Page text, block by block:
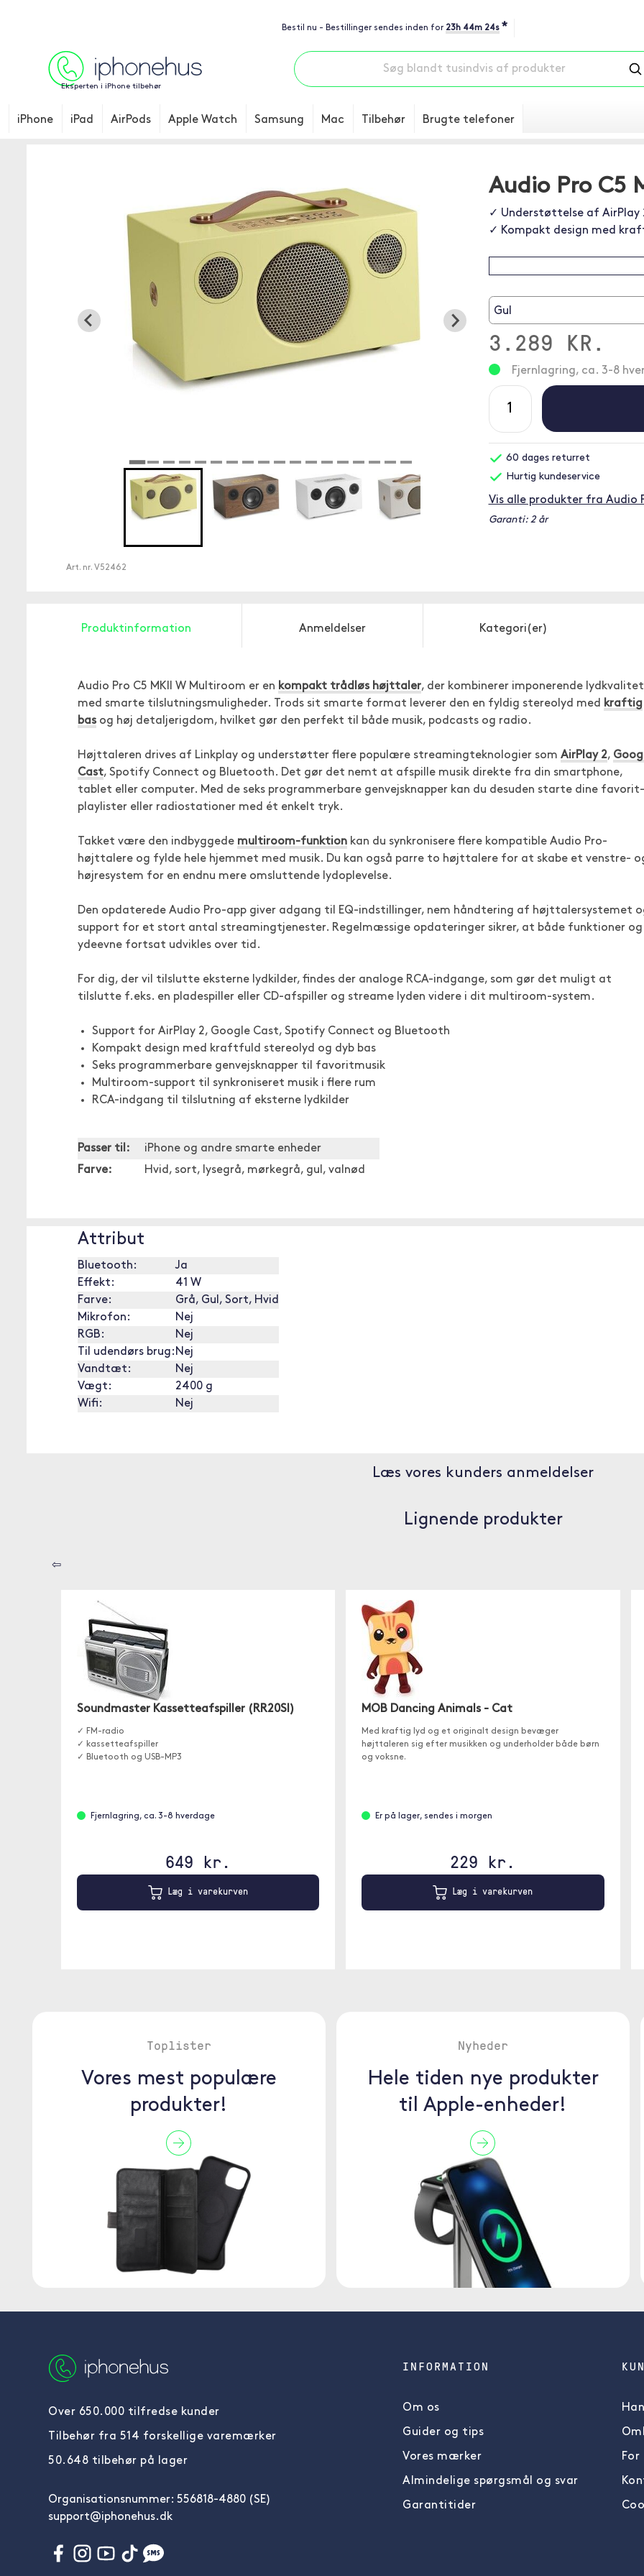
Bestil nu - Bestillinger sendes inden for 23h 44m 23s *
Eksperten i iPhone tilbehør
iPhone iPad AirPods Apple Watch Samsung Mac Tilbehør Brugte telefoner
Art. nr. V52462
Audio Pro C5
✓ Understøttelse af AirPlay
✓ Kompakt design med
Gul
3.289 KR.
Fjernlagring, ca. 3-8
60 dages returret
Hurtig kundeservice
Vis alle produkter fra Audio
Garanti: 2 år
Produktinformation Anmeldelser Kategori(er)
Audio Pro C5 MKII W Multiroom er en kompakt trådløs højttaler, der kombinerer imponerende lydkvalitet
med smarte tilslutningsmuligheder. Trods sit smarte format leverer den en fyldig stereolyd med
kraftig
bas og høj detaljerigdom, hvilket gør den perfekt til både musik, podcasts og radio.
Højttaleren drives af Linkplay og understøtter flere populære streamingteknologier som AirPlay 2,
Cast, Spotify Connect og Bluetooth. Det gør det nemt at afspille musik direkte fra din smartphone,
tablet eller computer. Med de seks programmerbare genvejsknapper kan du desuden starte dine favorit-
playlister eller radiostationer med ét enkelt tryk.
Takket være den indbyggede multiroom-funktion kan du synkronisere flere kompatible Audio Pro-
højttalere og fylde hele hjemmet med musik. Du kan også parre to højttalere for at skabe et venstre-
højresystem for en endnu mere omsluttende lydoplevelse.
Den opdaterede Audio Pro-app giver adgang til EQ-indstillinger, nem håndtering af højttalersystemet
support for et stort antal streamingtjenester. Regelmæssige opdateringer sikrer, at både funktioner og
ydeevne fortsat udvikles over tid.
For dig, der vil tilslutte eksterne lydkilder, findes der analoge RCA-indgange, som gør det muligt at
tilslutte f.eks. en pladespiller eller CD-afspiller og streame lyden videre i dit multiroom-system.
Support for AirPlay 2, Google Cast, Spotify Connect og Bluetooth
Kompakt design med kraftfuld stereolyd og dyb bas
Seks programmerbare genvejsknapper til favoritmusik
Multiroom-support til synkroniseret musik i flere rum
RCA-indgang til tilslutning af eksterne lydkilder
Passer til:
iPhone og andre smarte enheder
Farve:
Hvid, sort, lysegrå, mørkegrå, gul, valnød
Attribut
Bluetooth:
Ja
Effekt:
41 W
Farve:
Grå, Gul, Sort, Hvid
Mikrofon:
Nej
RGB:
Nej
Til udendørs brug: Nej
Vandtæt:
Nej
Vægt:
2400 g
Wifi:
Nej
Læs vores kunders anmeldelser
Lignende produkter
⇦
Soundmaster Kassetteafspiller (RR20SI)
✓ FM-radio
✓ kassetteafspiller
✓ Bluetooth og USB-MP3
Fjernlagring, ca. 3-8 hverdage
649 kr.
Læg i varekurven
MOB Dancing Animals - Cat
Med kraftig lyd og et originalt design bevæger
højttaleren sig efter musikken og underholder både børn
og voksne.
Er på lager, sendes i morgen
229 kr.
Læg i varekurven
Toplister
Vores mest populære
produkter!
Nyheder
Hele tiden nye produkter
til Apple-enheder!
Over 650.000 tilfredse kunder
Tilbehør fra 514 forskellige varemærker
50.648 tilbehør på lager
Organisationsnummer: 556818-4880 (SE)
support@iphonehus.dk
INFORMATION
Om os
Guider og tips
Vores mærker
Almindelige spørgsmål og svar
Garantitider
For